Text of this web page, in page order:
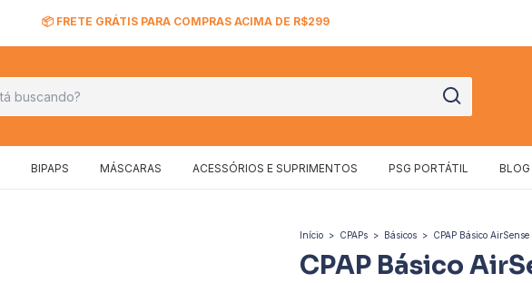
📦 FRETE GRÁTIS PARA COMPRAS ACIMA DE R$299
BIPAPS MÁSCARAS ACESSÓRIOS E SUPRIMENTOS PSG PORTÁTIL BLOG
Início > CPAPs > Básicos > CPAP Básico
CPAP Básico